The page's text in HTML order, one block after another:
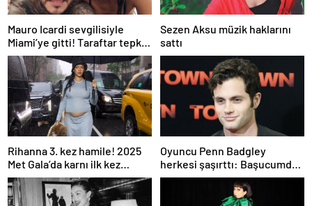
Mauro Icardi sevgilisiyle
Miami’ye gitti! Taraftar tepki
gösterdi
Sezen Aksu müzik haklarını
sattı
Rihanna 3. kez hamile! 2025
Met Gala’da karnı ilk kez
görüntülendi
Oyuncu Penn Badgley
herkesi şaşırttı: Başucumda
Kur’an-ı Kerim var